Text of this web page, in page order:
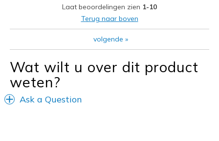
Beste toepassingen
Casual Wear
Going Out
Special Occasions
Travel
Laat beoordelingen zien 1-10
Terug naar boven
volgende »
Wat wilt u over dit product
weten?
Ask a Question